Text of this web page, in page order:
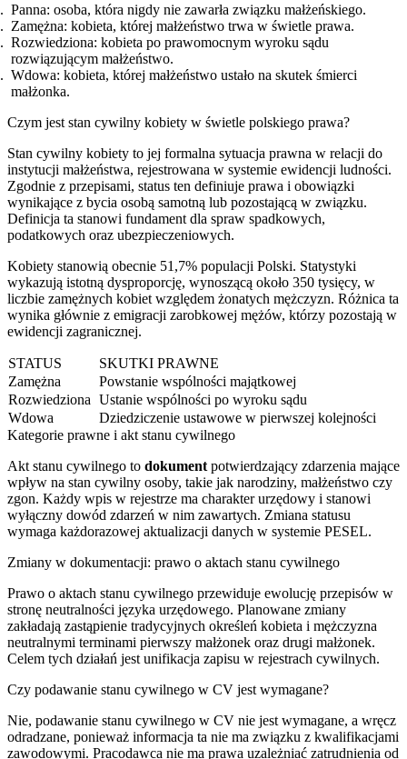
Panna: osoba, która nigdy nie zawarła związku małżeńskiego.
Zamężna: kobieta, której małżeństwo trwa w świetle prawa.
Rozwiedziona: kobieta po prawomocnym wyroku sądu
rozwiązującym małżeństwo.
Wdowa: kobieta, której małżeństwo ustało na skutek śmierci
małżonka.
Czym jest stan cywilny kobiety w świetle polskiego prawa?
Stan cywilny kobiety to jej formalna sytuacja prawna w relacji do
instytucji małżeństwa, rejestrowana w systemie ewidencji ludności.
Zgodnie z przepisami, status ten definiuje prawa i obowiązki
wynikające z bycia osobą samotną lub pozostającą w związku.
Definicja ta stanowi fundament dla spraw spadkowych,
podatkowych oraz ubezpieczeniowych.
Kobiety stanowią obecnie 51,7% populacji Polski. Statystyki
wykazują istotną dysproporcję, wynoszącą około 350 tysięcy, w
liczbie zamężnych kobiet względem żonatych mężczyzn. Różnica ta
wynika głównie z emigracji zarobkowej mężów, którzy pozostają w
ewidencji zagranicznej.
STATUS
SKUTKI PRAWNE
Zamężna
Powstanie wspólności majątkowej
Rozwiedziona Ustanie wspólności po wyroku sądu
Wdowa
Dziedziczenie ustawowe w pierwszej kolejności
Kategorie prawne i akt stanu cywilnego
Akt stanu cywilnego to dokument potwierdzający zdarzenia mające
wpływ na stan cywilny osoby, takie jak narodziny, małżeństwo czy
zgon. Każdy wpis w rejestrze ma charakter urzędowy i stanowi
wyłączny dowód zdarzeń w nim zawartych. Zmiana statusu
wymaga każdorazowej aktualizacji danych w systemie PESEL.
Zmiany w dokumentacji: prawo o aktach stanu cywilnego
Prawo o aktach stanu cywilnego przewiduje ewolucję przepisów w
stronę neutralności języka urzędowego. Planowane zmiany
zakładają zastąpienie tradycyjnych określeń kobieta i mężczyzna
neutralnymi terminami pierwszy małżonek oraz drugi małżonek.
Celem tych działań jest unifikacja zapisu w rejestrach cywilnych.
Czy podawanie stanu cywilnego w CV jest wymagane?
Nie, podawanie stanu cywilnego w CV nie jest wymagane, a wręcz
odradzane, ponieważ informacja ta nie ma związku z kwalifikacjami
zawodowymi. Pracodawca nie ma prawa uzależniać zatrudnienia od